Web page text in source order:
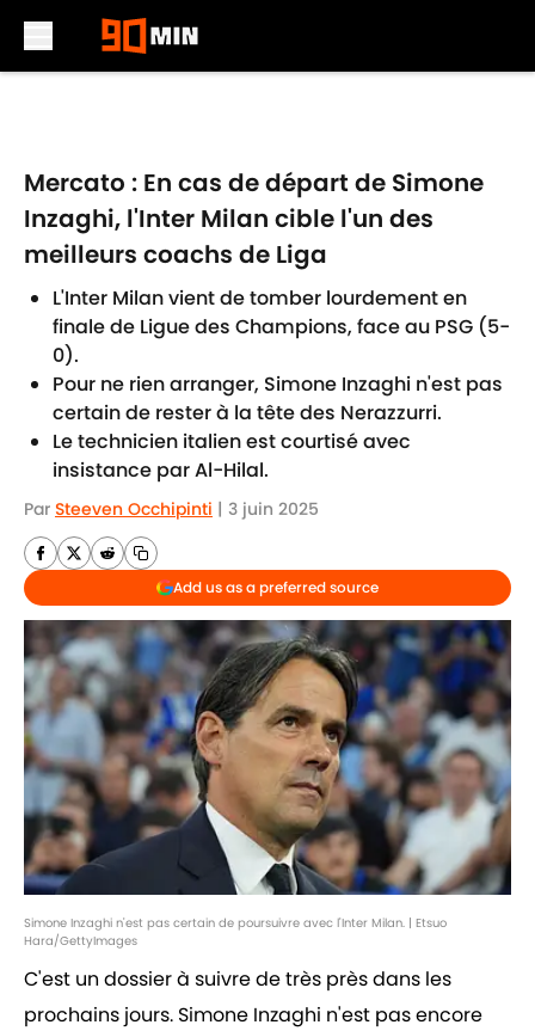
Mercato : En cas de départ de Simone
Inzaghi, l'Inter Milan cible l'un des
meilleurs coachs de Liga
L'Inter Milan vient de tomber lourdement en
finale de Ligue des Champions, face au PSG (5-
0).
Pour ne rien arranger, Simone Inzaghi n'est pas
certain de rester à la tête des Nerazzurri.
Le technicien italien est courtisé avec
insistance par Al-Hilal.
Par Steeven Occhipinti | 3 juin 2025
Add us as a preferred source
Simone Inzaghi n'est pas certain de poursuivre avec l'Inter Milan. | Etsuo
Hara/GettyImages
C'est un dossier à suivre de très près dans les
prochains jours. Simone Inzaghi n'est pas encore